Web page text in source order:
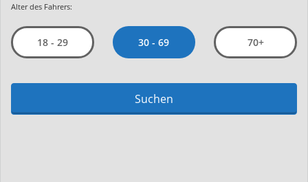
Alter des Fahrers:
18 - 29 30 - 69 70+
Suchen